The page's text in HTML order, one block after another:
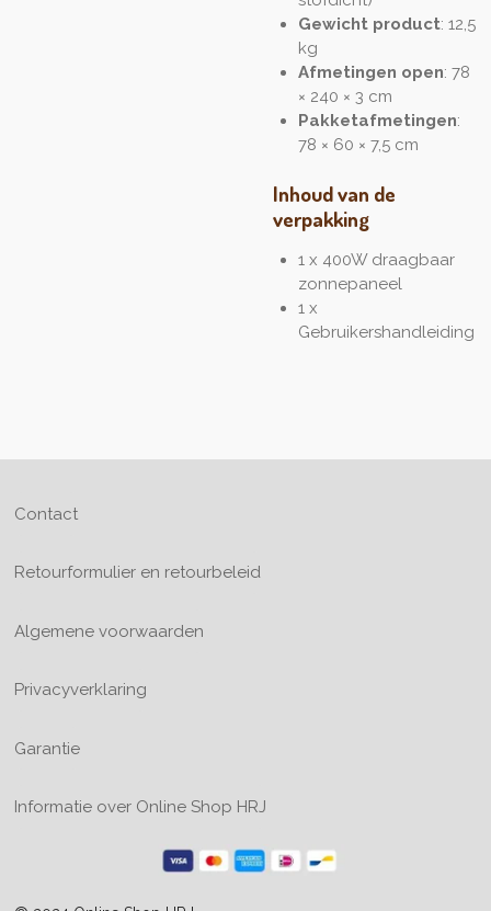
Gewicht product: 12,5
kg
Afmetingen open: 78
× 240 × 3 cm
Pakketafmetingen:
78 × 60 × 7,5 cm
Inhoud van de
verpakking
1 x 400W draagbaar
zonnepaneel
1 x
Gebruikershandleiding
Contact
Retourformulier en retourbeleid
Algemene voorwaarden
Privacyverklaring
Garantie
Informatie over Online Shop HRJ